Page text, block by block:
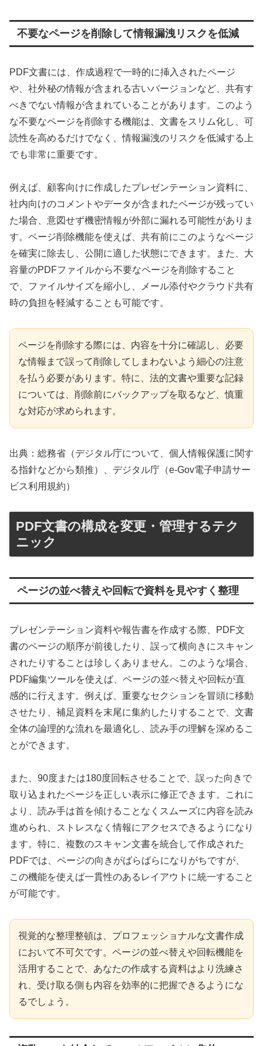
不要なページを削除して情報漏洩リスクを低減
PDF文書には、作成過程で一時的に挿入されたページ
や、社外秘の情報が含まれる古いバージョンなど、共有す
べきでない情報が含まれていることがあります。このよう
な不要なページを削除する機能は、文書をスリム化し、可
読性を高めるだけでなく、情報漏洩のリスクを低減する上
でも非常に重要です。
例えば、顧客向けに作成したプレゼンテーション資料に、
社内向けのコメントやデータが含まれたページが残ってい
た場合、意図せず機密情報が外部に漏れる可能性がありま
す。ページ削除機能を使えば、共有前にこのようなページ
を確実に除去し、公開に適した状態にできます。また、大
容量のPDFファイルから不要なページを削除すること
で、ファイルサイズを縮小し、メール添付やクラウド共有
時の負担を軽減することも可能です。
ページを削除する際には、内容を十分に確認し、必要
な情報まで誤って削除してしまわないよう細心の注意
を払う必要があります。特に、法的文書や重要な記録
については、削除前にバックアップを取るなど、慎重
な対応が求められます。
出典：総務省（デジタル庁について、個人情報保護に関す
る指針などから類推）、デジタル庁（e-Gov電子申請サー
ビス利用規約）
PDF文書の構成を変更・管理するテク
ニック
ページの並べ替えや回転で資料を見やすく整理
プレゼンテーション資料や報告書を作成する際、PDF文
書のページの順序が前後したり、誤って横向きにスキャン
されたりすることは珍しくありません。このような場合、
PDF編集ツールを使えば、ページの並べ替えや回転が直
感的に行えます。例えば、重要なセクションを冒頭に移動
させたり、補足資料を末尾に集約したりすることで、文書
全体の論理的な流れを最適化し、読み手の理解を深めるこ
とができます。
また、90度または180度回転させることで、誤った向きで
取り込まれたページを正しい表示に修正できます。これに
より、読み手は首を傾けることなくスムーズに内容を読み
進められ、ストレスなく情報にアクセスできるようになり
ます。特に、複数のスキャン文書を統合して作成された
PDFでは、ページの向きがばらばらになりがちですが、
この機能を使えば一貫性のあるレイアウトに統一すること
が可能です。
視覚的な整理整頓は、プロフェッショナルな文書作成
において不可欠です。ページの並べ替えや回転機能を
活用することで、あなたの作成する資料はより洗練さ
れ、受け取る側も内容を効率的に把握できるようにな
るでしょう。